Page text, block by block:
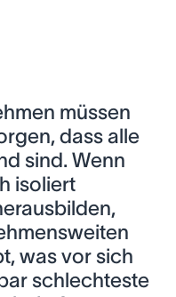
müssen
dass alle
sind. Wenn
isoliert
was vor sich
schlechteste